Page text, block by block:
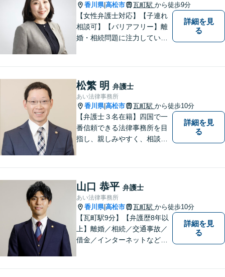
香川県|高松市 瓦町駅 から徒歩9分
【女性弁護士対応】【子連れ
相談可】【バリアフリー】離
婚・相続問題に注力していま
詳細を見
る
松繁 明 弁護士
あい法律事務所
香川県|高松市 瓦町駅 から徒歩10分
【弁護士３名在籍】四国で一
番信頼できる法律事務所を目
指し、親しみやすく、相談し
詳細を見
る
山口 恭平 弁護士
あい法律事務所
香川県|高松市 瓦町駅 から徒歩10分
【瓦町駅9分】【弁護歴8年以
上】離婚／相続／交通事故／
借金／インターネットなど幅
詳細を見
る